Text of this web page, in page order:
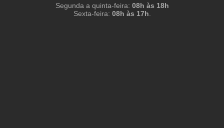
Segunda a quinta-feira: 08h às 18h
Sexta-feira: 08h às 17h